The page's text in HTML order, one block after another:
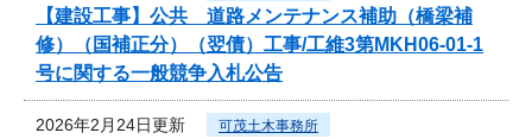
【建設工事】公共 道路メンテナンス補助（橋梁補
修）（国補正分）（翌債）工事/工維3第MKH06-01-1
号に関する一般競争入札公告
2026年2月24日更新 可茂土木事務所